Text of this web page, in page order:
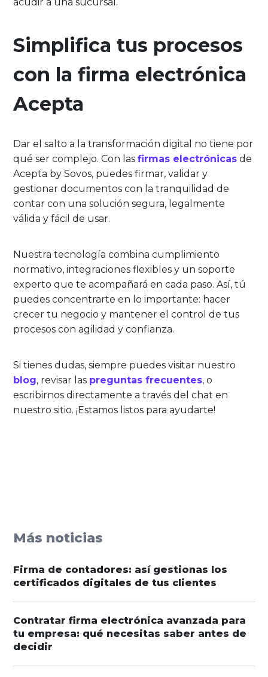
Simplifica tus procesos
con la firma electrónica
Acepta
Dar el salto a la transformación digital no tiene por
qué ser complejo. Con lasfirmas electrónicas de
Acepta by Sovos, puedes firmar, validar y
gestionar documentos con la tranquilidad de
contar con una solución segura, legalmente
válida y fácil de usar.
Nuestra tecnología combina cumplimiento
normativo, integraciones flexibles y un soporte
experto que te acompañará en cada paso. Así, tú
puedes concentrarte en lo importante: hacer
crecer tu negocio y mantener el control de tus
procesos con agilidad y confianza.
Si tienes dudas, siempre puedes visitar nuestro
blog, revisar las preguntas frecuentes, o
escribirnos directamente a través del chat en
nuestro sitio. ¡Estamos listos para ayudarte!
Más noticias
Firma de contadores: así gestionas los
certificados digitales de tus clientes
Contratar firma electrónica avanzada para
tu empresa: qué necesitas saber antes de
decidir